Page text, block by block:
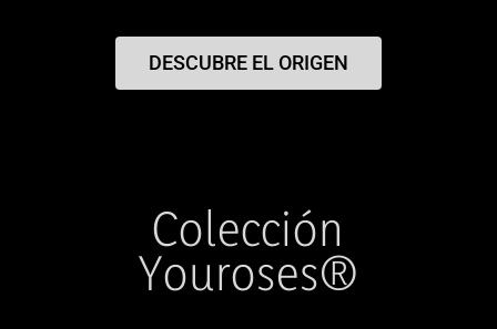
DESCUBRE EL ORIGEN
Colección
Youroses®